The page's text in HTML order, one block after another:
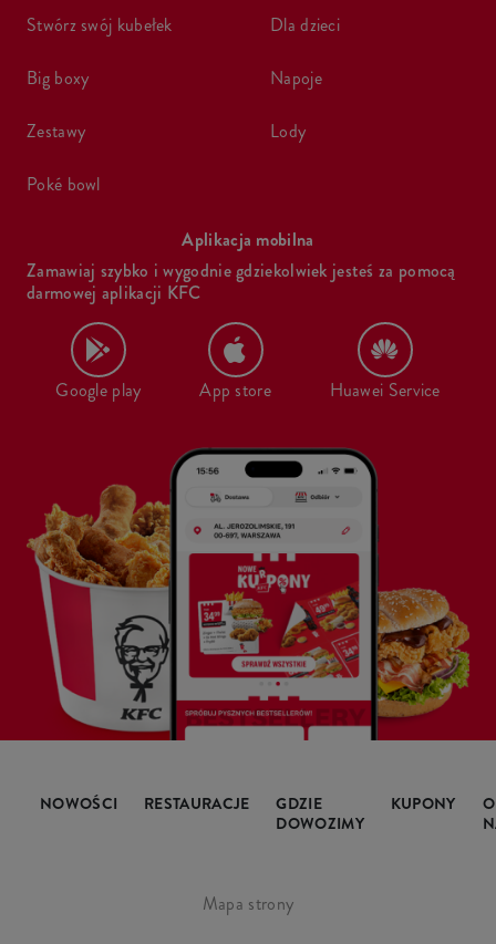
stwórz swój kubełek
big boxy
zestawy
poké bowl
dla dzieci
napoje
lody
Aplikacja mobilna
Zamawiaj szybko i wygodnie gdziekolwiek jesteś za pomocą
darmowej aplikacji KFC
Google play App store Huawei Service
NOWOŚCI RESTAURACJE
GDZIE
DOWOZIMY
KUPONY
O
Mapa strony